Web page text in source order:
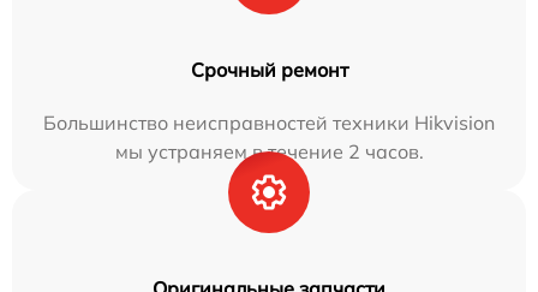
Срочный ремонт
Большинство неисправностей техники Hikvision
мы устраняем в течение 2 часов.